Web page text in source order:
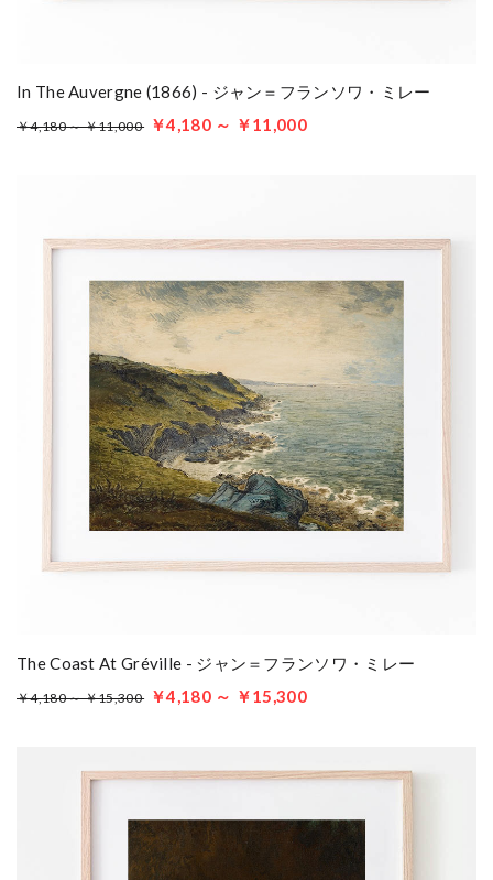
In The Auvergne (1866) - ジャン＝フランソワ・ミレー
￥4,180 ～ ￥11,000 ￥4,180 ～ ￥11,000
The Coast At Gréville - ジャン＝フランソワ・ミレー
￥4,180 ～ ￥15,300 ￥4,180 ～ ￥15,300